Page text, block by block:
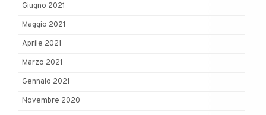
Giugno 2021
Maggio 2021
Aprile 2021
Marzo 2021
Gennaio 2021
Novembre 2020